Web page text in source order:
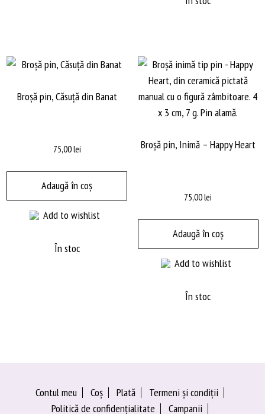
Broşă pin, Căsuţă din Banat
75,00lei
Adaugă în coș
Add to wishlist
În stoc
Broșă pin, Inimă – Happy Heart
75,00lei
Adaugă în coș
Add to wishlist
În stoc
Contul meu Coș Plată
Termeni şi condiţii
Politică de confidențialitate
Campanii